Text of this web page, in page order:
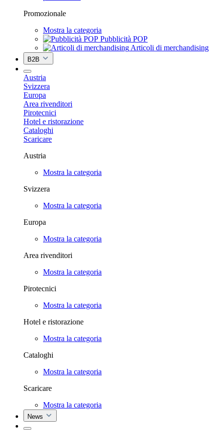
Promozionale
Mostra la categoria
Pubblicità POP
Articoli di merchandising
B2B
Austria
Svizzera
Europa
Area rivenditori
Pirotecnici
Hotel e ristorazione
Cataloghi
Scaricare
Austria
Mostra la categoria
Svizzera
Mostra la categoria
Europa
Mostra la categoria
Area rivenditori
Mostra la categoria
Pirotecnici
Mostra la categoria
Hotel e ristorazione
Mostra la categoria
Cataloghi
Mostra la categoria
Scaricare
Mostra la categoria
News